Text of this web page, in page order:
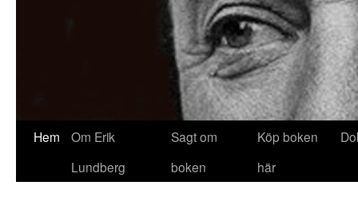
Hem
Om Erik
Lundberg
Sagt om
boken
Köp boken
här